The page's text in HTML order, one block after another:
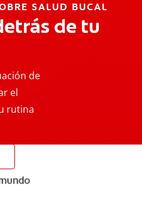
SALUD BUCAL
de tu
de
el
rutina